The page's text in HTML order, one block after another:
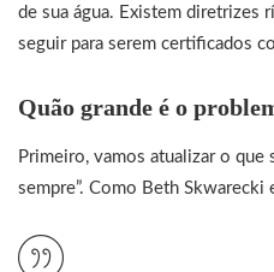
de sua água. Existem diretrizes
seguir para serem certificados
Quão grande é o
Primeiro, vamos atualizar o que
sempre”. Como Beth Skwarecki